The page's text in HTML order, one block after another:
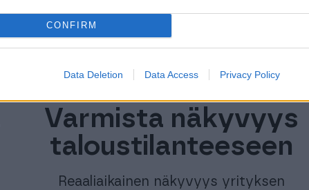
CONFIRM
Data Deletion Data Access Privacy Policy
Varmista näkyvyys
taloustilanteeseen
Reaaliaikainen näkyvyys yrityksen